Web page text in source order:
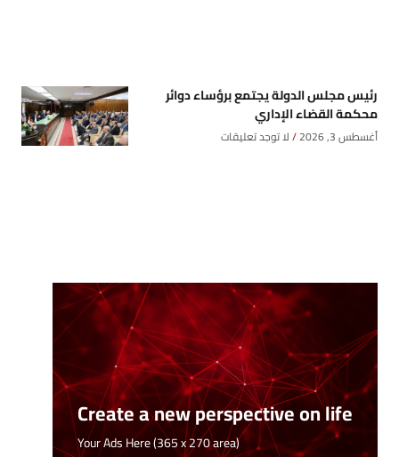
رئيس مجلس الدولة يجتمع برؤساء دوائر
محكمة القضاء الإداري
أغسطس 3, 2026 لا توجد تعليقات
Create a new perspective on life
Your Ads Here (365 x 270 area)